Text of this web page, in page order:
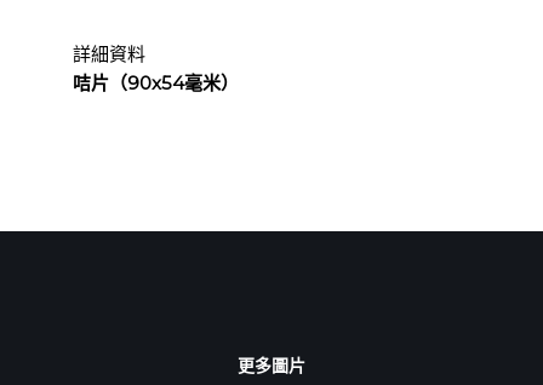
詳細資料
咭片（90x54毫米）
更多圖片